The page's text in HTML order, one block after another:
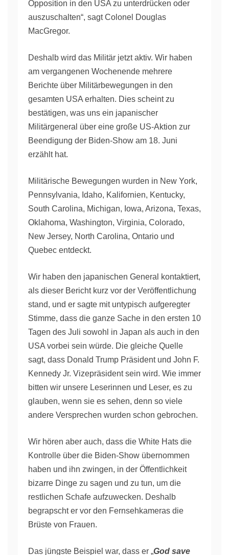
Opposition in den USA zu unterdrücken oder
auszuschalten“, sagt Colonel Douglas
MacGregor.
Deshalb wird das Militär jetzt aktiv. Wir haben
am vergangenen Wochenende mehrere
Berichte über Militärbewegungen in den
gesamten USA erhalten. Dies scheint zu
bestätigen, was uns ein japanischer
Militärgeneral über eine große US-Aktion zur
Beendigung der Biden-Show am 18. Juni
erzählt hat.
Militärische Bewegungen wurden in New York,
Pennsylvania, Idaho, Kalifornien, Kentucky,
South Carolina, Michigan, Iowa, Arizona, Texas,
Oklahoma, Washington, Virginia, Colorado,
New Jersey, North Carolina, Ontario und
Quebec entdeckt.
Wir haben den japanischen General kontaktiert,
als dieser Bericht kurz vor der Veröffentlichung
stand, und er sagte mit untypisch aufgeregter
Stimme, dass die ganze Sache in den ersten 10
Tagen des Juli sowohl in Japan als auch in den
USA vorbei sein würde. Die gleiche Quelle
sagt, dass Donald Trump Präsident und John F.
Kennedy Jr. Vizepräsident sein wird. Wie immer
bitten wir unsere Leserinnen und Leser, es zu
glauben, wenn sie es sehen, denn so viele
andere Versprechen wurden schon gebrochen.
Wir hören aber auch, dass die White Hats die
Kontrolle über die Biden-Show übernommen
haben und ihn zwingen, in der Öffentlichkeit
bizarre Dinge zu sagen und zu tun, um die
restlichen Schafe aufzuwecken. Deshalb
begrapscht er vor den Fernsehkameras die
Brüste von Frauen.
Das jüngste Beispiel war, dass er „God save